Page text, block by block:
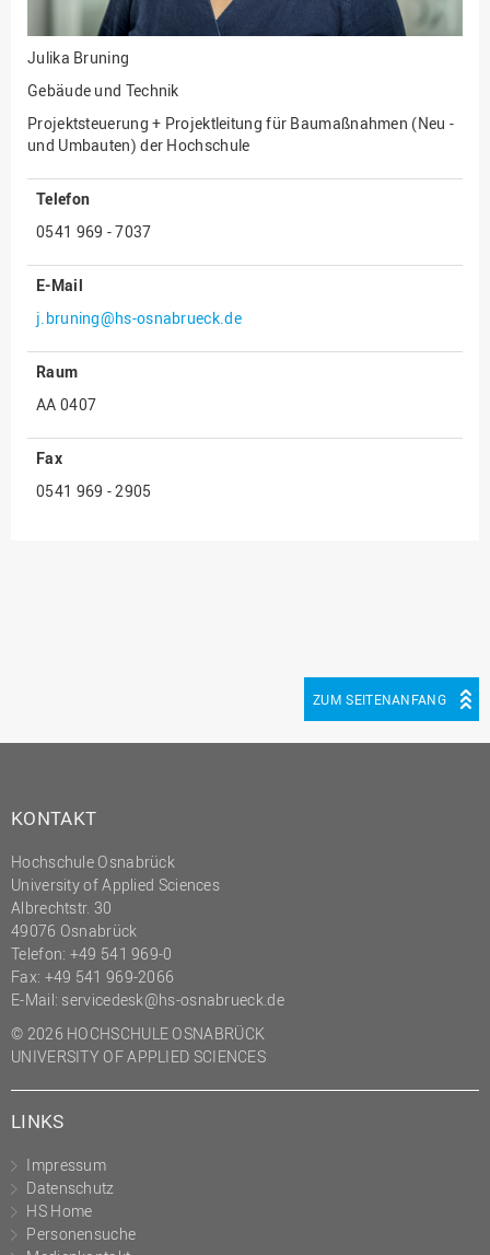
Forschung, Kooperation,
Drittmittel
Gebäude und Technik
Gesellschaftliches
Engagement
Gleichstellungsbüro
strategie
Innenrevision
IT Service Center
Kommunikation und
Marketing
Prozessmanagement
Recht
Science to Business GmbH
Studierendensekretariat
Studium und Lehre
Transfer- und
Innovationsmanagement
Julika Bruning
Gebäude und Technik
Projektsteuerung + Projektleitung für Baumaßnahmen (Neu -
und Umbauten) der Hochschule
Telefon
0541 969 - 7037
E-Mail
j.bruning@hs-osnabrueck.de
Raum
AA 0407
Fax
0541 969 - 2905
ZUM SEITENANFANG
KONTAKT
Hochschule Osnabrück
University of Applied Sciences
Albrechtstr. 30
49076 Osnabrück
Telefon: +49 541 969-0
Fax: +49 541 969-2066
E-Mail: servicedesk@hs-osnabrueck.de
© 2026 HOCHSCHULE OSNABRÜCK
UNIVERSITY OF APPLIED SCIENCES
LINKS
Impressum
Datenschutz
HS Home
Personensuche